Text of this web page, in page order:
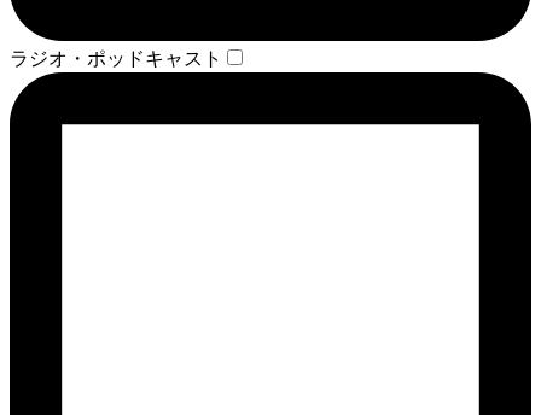
ラジオ・ポッドキャスト